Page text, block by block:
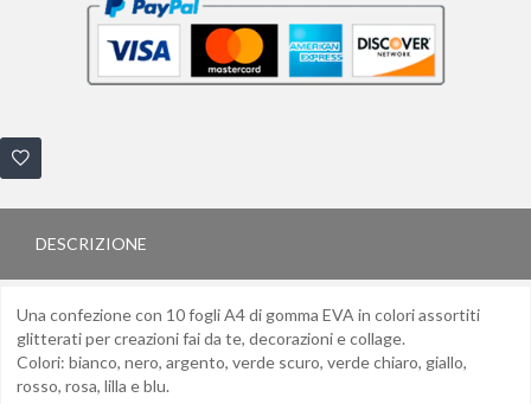
DESCRIZIONE
Una confezione con 10 fogli A4 di gomma EVA in colori assortiti
glitterati per creazioni fai da te, decorazioni e collage.
Colori: bianco, nero, argento, verde scuro, verde chiaro, giallo,
rosso, rosa, lilla e blu.